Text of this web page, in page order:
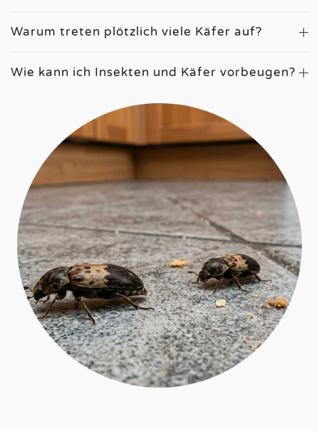
Warum treten plötzlich viele Käfer auf?
Wie kann ich Insekten und Käfer vorbeugen?